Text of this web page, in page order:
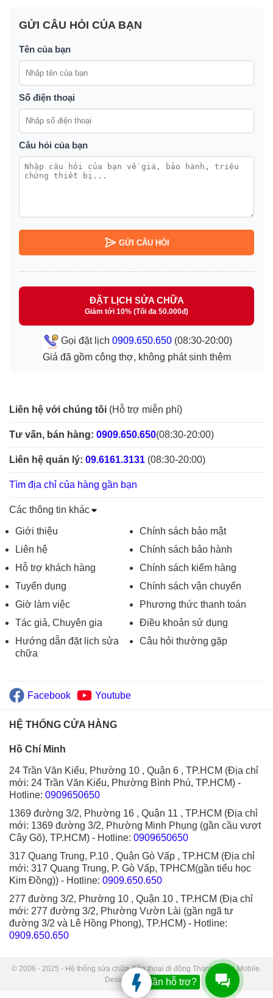
GỬI CÂU HỎI CỦA BẠN
Tên của bạn
Số điện thoại
Câu hỏi của bạn
GỬI CÂU HỎI
ĐẶT LỊCH SỬA CHỮA
Giảm tới 10% (Tối đa 50.000đ)
Gọi đặt lịch 0909.650.650(08:30-20:00)
Giá đã gồm công thợ, không phát sinh thêm
Liên hệ với chúng tôi (Hỗ trợ miễn phí)
Tư vấn, bán hàng: 0909.650.650(08:30-20:00)
Liên hệ quản lý: 09.6161.3131 (08:30-20:00)
Tìm địa chỉ của hàng gần bạn
Các thông tin khác
Giới thiệu
Liên hệ
Hỗ trợ khách hàng
Tuyển dụng
Giờ làm việc
Tác giả, Chuyên gia
Hướng dẫn đặt lịch sửa
chữa
Chính sách bảo mật
Chính sách bảo hành
Chính sách kiểm hàng
Chính sách vận chuyển
Phương thức thanh toán
Điều khoản sử dụng
Câu hỏi thường gặp
Facebook Youtube
HỆ THỐNG CỬA HÀNG
Hồ Chí Minh
24 Trần Văn Kiểu, Phường 10 , Quận 6 , TP.HCM (Địa chỉ
mới: 24 Trần Văn Kiểu, Phường Bình Phú, TP.HCM) -
Hotline: 0909650650
1369 đường 3/2, Phường 16 , Quận 11 , TP.HCM (Địa chỉ
mới: 1369 đường 3/2, Phường Minh Phụng (gần cầu vượt
Cây Gõ), TP.HCM) - Hotline: 0909650650
317 Quang Trung, P.10 , Quận Gò Vấp , TP.HCM (Địa chỉ
mới: 317 Quang Trung, P. Gò Vấp, TPHCM(gần tiểu học
Kim Đồng)) - Hotline: 0909.650.650
277 đường 3/2, Phường 10 , Quận 10 , TP.HCM (Địa chỉ
mới: 277 đường 3/2, Phường Vườn Lài (gần ngã tư
đường 3/2 và Lê Hồng Phong), TP.HCM) - Hotline:
0909.650.650
© 2006 - 2025 - Hệ thống sửa chữa điện thoại di động Thành Trung Mobile.
Designed by Sudo.
Bạn cần hỗ trợ?